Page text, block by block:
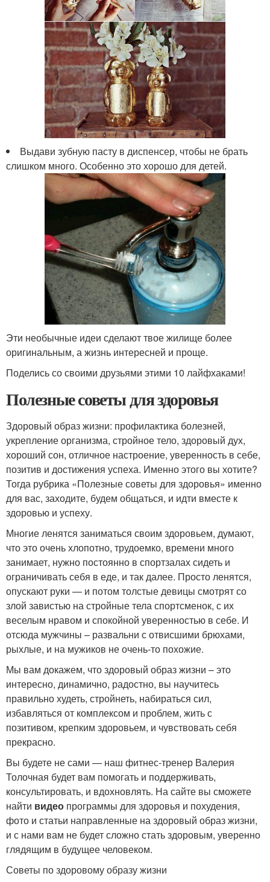
Выдави зубную пасту в диспенсер, чтобы не брать
слишком много. Особенно это хорошо для детей.
Эти необычные идеи сделают твое жилище более
оригинальным, а жизнь интересней и проще.
Поделись со своими друзьями этими 10 лайфхаками!
Полезные советы для здоровья
Здоровый образ жизни: профилактика болезней,
укрепление организма, стройное тело, здоровый дух,
хороший сон, отличное настроение, уверенность в себе,
позитив и достижения успеха. Именно этого вы хотите?
Тогда рубрика «Полезные советы для здоровья» именно
для вас, заходите, будем общаться, и идти вместе к
здоровью и успеху.
Многие ленятся заниматься своим здоровьем, думают,
что это очень хлопотно, трудоемко, времени много
занимает, нужно постоянно в спортзалах сидеть и
ограничивать себя в еде, и так далее. Просто ленятся,
опускают руки — и потом толстые девицы смотрят со
злой завистью на стройные тела спортсменок, с их
веселым нравом и спокойной уверенностью в себе. И
отсюда мужчины – развальни с отвисшими брюхами,
рыхлые, и на мужиков не очень-то похожие.
Мы вам докажем, что здоровый образ жизни – это
интересно, динамично, радостно, вы научитесь
правильно худеть, стройнеть, набираться сил,
избавляться от комплексом и проблем, жить с
позитивом, крепким здоровьем, и чувствовать себя
прекрасно.
Вы будете не сами — наш фитнес-тренер Валерия
Толочная будет вам помогать и поддерживать,
консультировать, и вдохновлять. На сайте вы сможете
найти видео программы для здоровья и похудения,
фото и статьи направленные на здоровый образ жизни,
и с нами вам не будет сложно стать здоровым, уверенно
глядящим в будущее человеком.
Советы по здоровому образу жизни